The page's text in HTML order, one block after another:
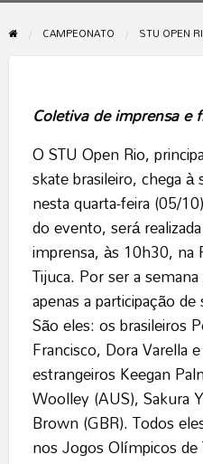
CAMPEONATO STU OPEN
Coletiva de imprensa e
O STU Open Rio,
skate brasileiro, chega
nesta quarta-feira (05/
do evento, será
imprensa, às 10h30, na
Tijuca. Por ser a
apenas a participação
São eles: os brasileiros
Francisco, Dora Varella
estrangeiros Keegan
Woolley (AUS), Sakura
Brown (GBR). Todos
nos Jogos Olímpicos de